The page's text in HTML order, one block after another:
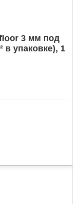
3 мм под
в упаковке), 1